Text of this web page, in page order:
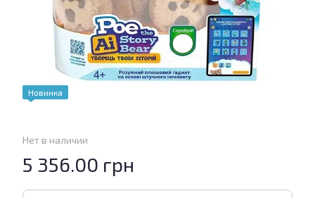
Новинка
Нет в наличии
5 356.00 грн